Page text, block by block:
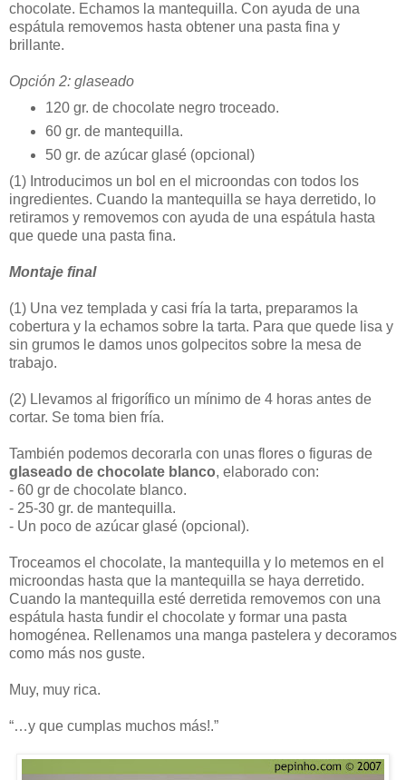
chocolate. Echamos la mantequilla. Con ayuda de una
espátula removemos hasta obtener una pasta fina y
brillante.
Opción 2: glaseado
120 gr. de chocolate negro troceado.
60 gr. de mantequilla.
50 gr. de azúcar glasé (opcional)
(1) Introducimos un bol en el microondas con todos los
ingredientes. Cuando la mantequilla se haya derretido, lo
retiramos y removemos con ayuda de una espátula hasta
que quede una pasta fina.
Montaje final
(1) Una vez templada y casi fría la tarta, preparamos la
cobertura y la echamos sobre la tarta. Para que quede lisa y
sin grumos le damos unos golpecitos sobre la mesa de
trabajo.
(2) Llevamos al frigorífico un mínimo de 4 horas antes de
cortar. Se toma bien fría.
También podemos decorarla con unas flores o figuras de
glaseado de chocolate blanco, elaborado con:
- 60 gr de chocolate blanco.
- 25-30 gr. de mantequilla.
- Un poco de azúcar glasé (opcional).
Troceamos el chocolate, la mantequilla y lo metemos en el
microondas hasta que la mantequilla se haya derretido.
Cuando la mantequilla esté derretida removemos con una
espátula hasta fundir el chocolate y formar una pasta
homogénea. Rellenamos una manga pastelera y decoramos
como más nos guste.
Muy, muy rica.
“…y que cumplas muchos más!.”